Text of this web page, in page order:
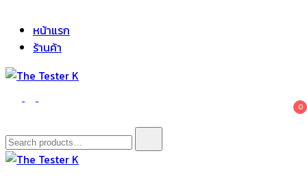
หน้าแรก
ร้านค้า
The Tester K
Korean cosmetics 0
Search
for: